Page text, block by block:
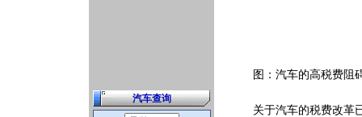
汽车查询
图：汽车的高税费阻碍
关于汽车的税费改革已